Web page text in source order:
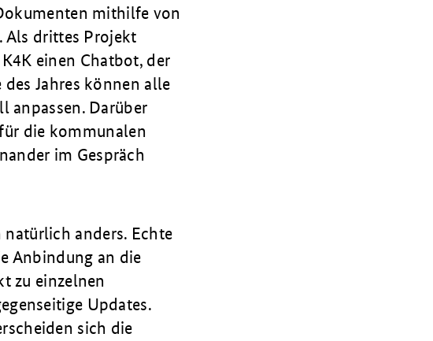
mithilfe von
Als drittes Projekt
einen Chatbot, der
Jahres können alle
anpassen. Darüber
die kommunalen
im Gespräch
anders. Echte
Anbindung an die
zu einzelnen
Updates.
sich die